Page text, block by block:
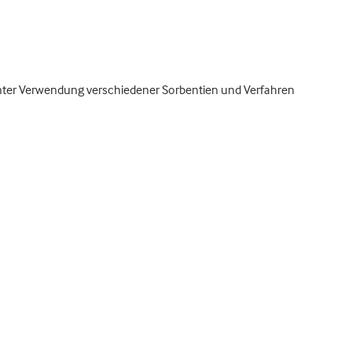
Verwendung verschiedener Sorbentien und Verfahren